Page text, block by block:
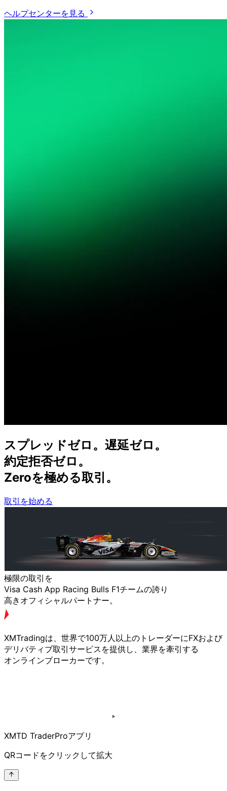
ヘルプセンターを見る
スプレッドゼロ。 遅延ゼロ。
約定拒否ゼロ。
Zeroを極める取引。
取引を始める
極限の取引を
Visa Cash App Racing Bulls F1チームの誇り
高きオフィシャルパートナー。
XMTradingは、 世界で100万人以上の トレーダーにFXおよび
デリバティブ取引サービスを提供し、 業界を牽引する
オンラインブローカーです。
XMTD TraderProアプリ
QRコードをクリックして拡大